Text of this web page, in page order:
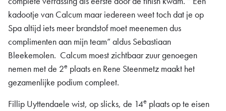
kadootje van Calcum maar iedereen weet toch dat je op
Spa altijd iets meer brandstof moet meenemen dus
complimenten aan mijn team” aldus Sebastiaan
Bleekemolen. Calcum moest zichtbaar zuur genoegen
nemen met de 2e plaats en Rene Steenmetz maakt het
gezamenlijke podium compleet.
Fillip Uyttendaele wist, op slicks, de 14e plaats op te eisen